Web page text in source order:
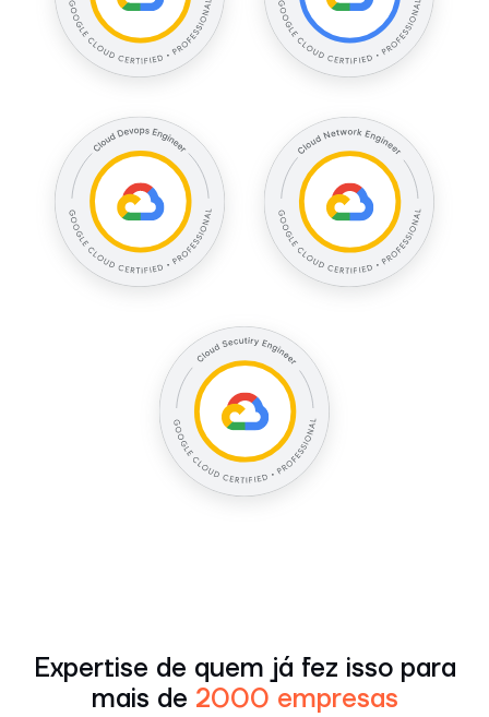
Expertise de quem já fez isso para
mais de 2000 empresas